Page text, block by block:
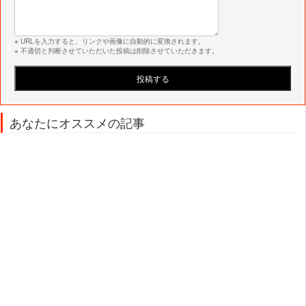
※ URLを入力すると、リンクや画像に自動的に変換されます。
※ 不適切と判断させていただいた投稿は削除させていただきます。
あなたにオススメの記事